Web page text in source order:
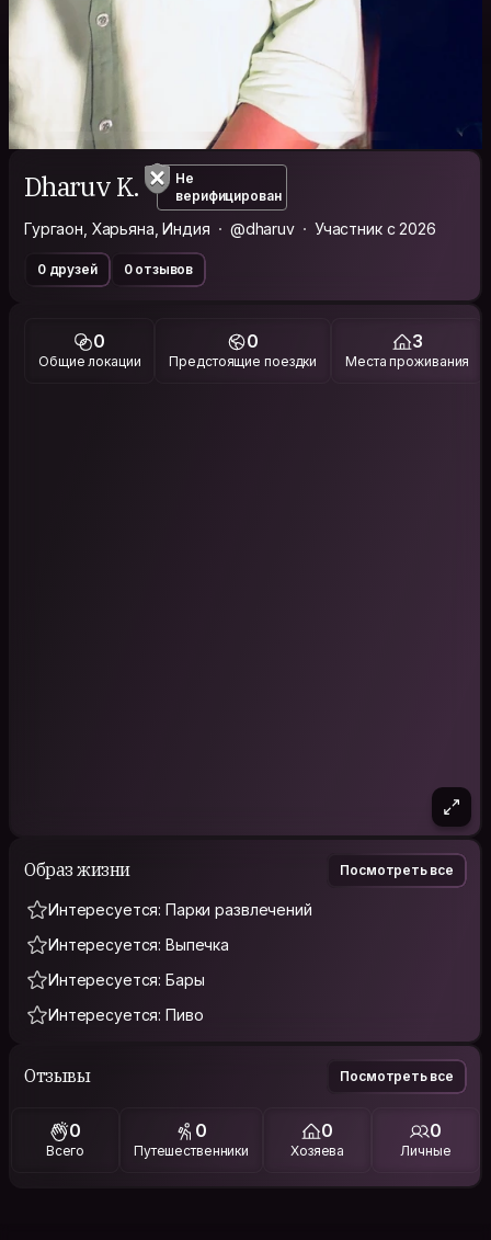
Dharuv K.
Не
верифицирован
Гургаон, Харьяна, Индия @dharuv Участник с 2026
0 друзей 0 отзывов
0
Общие локации
0
Предстоящие поездки
3
Места проживания
Образ жизни Посмотреть все
Интересуется: Парки развлечений
Интересуется: Выпечка
Интересуется: Бары
Интересуется: Пиво
Отзывы Посмотреть все
0
Всего
0
Путешественники
0
Хозяева
0
Личные